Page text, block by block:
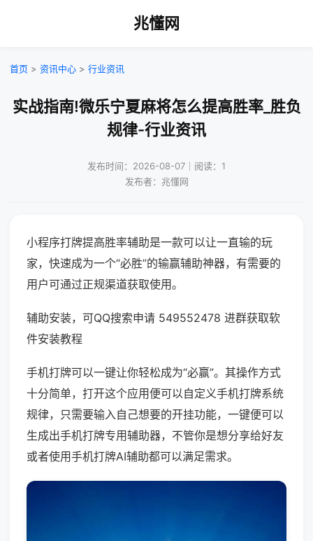
兆懂网
首页 > 资讯中心 > 行业资讯
实战指南!微乐宁夏麻将怎么提高胜率_胜负
规律-行业资讯
发布时间：2026-08-07｜阅读：1
发布者：兆懂网
小程序打牌提高胜率辅助是一款可以让一直输的玩
家，快速成为一个“必胜”的输赢辅助神器，有需要的
用户可通过正规渠道获取使用。
辅助安装，可QQ搜索申请 549552478 进群获取软
件安装教程
手机打牌可以一键让你轻松成为“必赢”。其操作方式
十分简单，打开这个应用便可以自定义手机打牌系统
规律，只需要输入自己想要的开挂功能，一键便可以
生成出手机打牌专用辅助器，不管你是想分享给好友
或者使用手机打牌AI辅助都可以满足需求。